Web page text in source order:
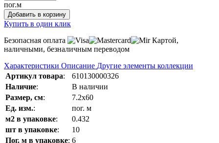
пог.м
Добавить в корзину
Купить в один клик
Безопасная оплата
Картой,
наличными, безналичным переводом
Характеристики Описание Другие элементы коллекции
Артикул товара:
610130000326
Наличие:
В наличии
Размер, см:
7.2x60
Ед. изм.:
пог. м
м2 в упаковке:
0.432
шт в упаковке:
10
Пог. м в упаковке: 6